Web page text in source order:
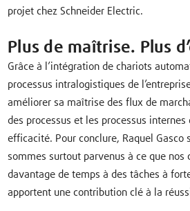
projet chez Schneider Electric.
Plus de maîtrise. Plus
Grâce à l’intégration de chariots
processus intralogistiques de
améliorer sa maîtrise des flux de
des processus et les processus internes
efficacité. Pour conclure, Raquel Gasco
sommes surtout parvenus à ce que nos
davantage de temps à des tâches à
apportent une contribution clé à la